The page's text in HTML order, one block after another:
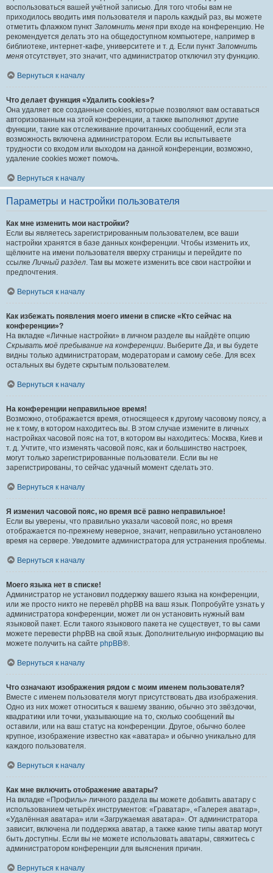
воспользоваться вашей учётной записью. Для того чтобы вам не
приходилось вводить имя пользователя и пароль каждый раз, вы можете
отметить флажком пункт Запомнить меня при входе на конференцию. Не
рекомендуется делать это на общедоступном компьютере, например в
библиотеке, интернет-кафе, университете и т. д. Если пункт Запомнить
меня отсутствует, это значит, что администратор отключил эту функцию.
Вернуться к началу
Что делает функция «Удалить cookies»?
Она удаляет все созданные cookies, которые позволяют вам оставаться
авторизованным на этой конференции, а также выполняют другие
функции, такие как отслеживание прочитанных сообщений, если эта
возможность включена администратором. Если вы испытываете
трудности со входом или выходом на данной конференции, возможно,
удаление cookies может помочь.
Вернуться к началу
Параметры и настройки пользователя
Как мне изменить мои настройки?
Если вы являетесь зарегистрированным пользователем, все ваши
настройки хранятся в базе данных конференции. Чтобы изменить их,
щёлкните на имени пользователя вверху страницы и перейдите по
ссылкеЛичный раздел. Там вы можете изменить все свои настройки и
предпочтения.
Вернуться к началу
Как избежать появления моего имени в списке «Кто сейчас на
конференции»?
На вкладке «Личные настройки» в личном разделе вы найдёте опцию
Скрывать моё пребывание на конференции. ВыберитеДа, и вы будете
видны только администраторам, модераторам и самому себе. Для всех
остальных вы будете скрытым пользователем.
Вернуться к началу
На конференции неправильное время!
Возможно, отображается время, относящееся к другому часовому поясу, а
не к тому, в котором находитесь вы. В этом случае измените в личных
настройках часовой пояс на тот, в котором вы находитесь: Москва, Киев и
т. д. Учтите, что изменять часовой пояс, как и большинство настроек,
могут только зарегистрированные пользователи. Если вы не
зарегистрированы, то сейчас удачный момент сделать это.
Вернуться к началу
Я изменил часовой пояс, но время всё равно неправильное!
Если вы уверены, что правильно указали часовой пояс, но время
отображается по-прежнему неверное, значит, неправильно установлено
время на сервере. Уведомите администратора для устранения проблемы.
Вернуться к началу
Моего языка нет в списке!
Администратор не установил поддержку вашего языка на конференции,
или же просто никто не перевёл phpBB на ваш язык. Попробуйте узнать у
администратора конференции, может ли он установить нужный вам
языковой пакет. Если такого языкового пакета не существует, то вы сами
можете перевести phpBB на свой язык. Дополнительную информацию вы
можете получить на сайте phpBB®.
Вернуться к началу
Что означают изображения рядом с моим именем пользователя?
Вместе с именем пользователя могут присутствовать два изображения.
Одно из них может относиться к вашему званию, обычно это звёздочки,
квадратики или точки, указывающие на то, сколько сообщений вы
оставили, или на ваш статус на конференции. Другое, обычно более
крупное, изображение известно как «аватара» и обычно уникально для
каждого пользователя.
Вернуться к началу
Как мне включить отображение аватары?
На вкладке «Профиль» личного раздела вы можете добавить аватару с
использованием четырёх инструментов: «Граватар», «Галерея аватар»,
«Удалённая аватара» или «Загружаемая аватара». От администратора
зависит, включена ли поддержка аватар, а также какие типы аватар могут
быть доступны. Если вы не можете использовать аватары, свяжитесь с
администратором конференции для выяснения причин.
Вернуться к началу